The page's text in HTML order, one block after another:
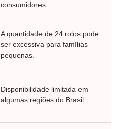
consumidores.
A quantidade de 24 rolos pode
ser excessiva para famílias
pequenas.
Disponibilidade limitada em
algumas regiões do Brasil.